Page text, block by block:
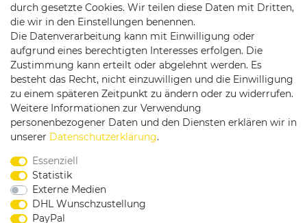
Versandpartner
Service & Kontakt
Rufen Sie uns an unter:
0375 - 21459172
durch gesetzte Cookies. Wir teilen diese Daten mit Dritten,
die wir in den Einstellungen benennen.
Die Datenverarbeitung kann mit Einwilligung oder
aufgrund eines berechtigten Interesses erfolgen. Die
Zustimmung kann erteilt oder abgelehnt werden. Es
besteht das Recht, nicht einzuwilligen und die Einwilligung
zu einem späteren Zeitpunkt zu ändern oder zu widerrufen.
Weitere Informationen zur Verwendung
personenbezogener Daten und den Diensten erklären wir in
unserer Daten­schutz­erklärung.
Essenziell
Statistik
Externe Medien
DHL Wunschzustellung
PayPal